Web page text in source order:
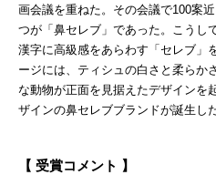
画会議を重ねた。その会議で100案
つが「鼻セレブ」であった。こうし
漢字に高級感をあらわす「セレブ」
ージには、ティシュの白さと柔らか
な動物が正面を見据えたデザインを
ザインの鼻セレブブランドが誕生した
【 受賞コメント 】